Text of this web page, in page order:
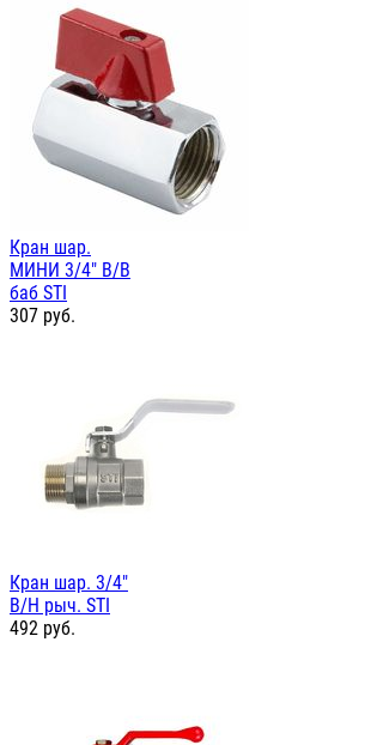
Кран шар.
МИНИ 3/4" В/В
баб STI
307 руб.
Кран шар. 3/4"
В/Н рыч. STI
492 руб.